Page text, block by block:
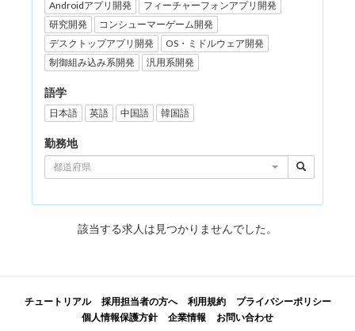
Androidアプリ開発
フィーチャーフォンアプリ開発
研究開発
コンシューマーゲーム開発
デスクトップアプリ開発
OS・ミドルウェア開発
制御組み込み系開発
汎用系開発
語学
日本語 英語 中国語 韓国語
勤務地
都道府県
該当する求人は見つかりませんでした。
チュートリアル 採用担当者の方へ 利用規約
プライバシーポリシー
個人情報保護方針
企業情報 お問い合わせ